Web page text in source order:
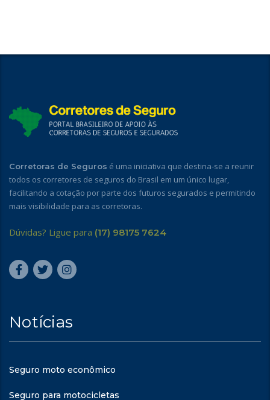
Corretoras de Seguros é uma iniciativa que destina-se a reunir
todos os corretores de seguros do Brasil em um único lugar,
facilitando a cotação por parte dos futuros segurados e permitindo
mais visibilidade para as corretoras.
Dúvidas? Ligue para (17) 98175 7624
Notícias
Seguro moto econômico
Seguro para motocicletas